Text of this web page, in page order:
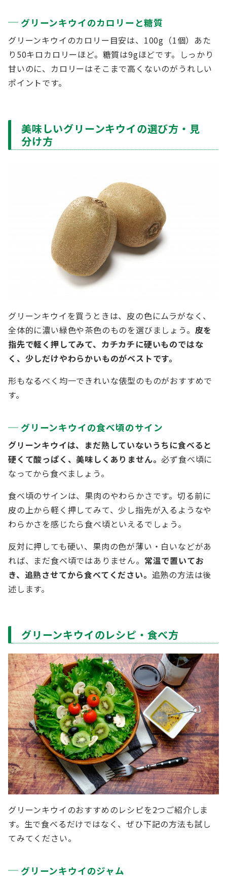
グリーンキウイのカロリーと糖質
グリーンキウイのカロリー目安は、100g（1個）あた
り50キロカロリーほど。糖質は9gほどです。しっかり
甘いのに、カロリーはそこまで高くないのがうれしい
ポイントです。
美味しいグリーンキウイの選び方・見
分け方
グリーンキウイを買うときは、皮の色にムラがなく、
全体的に濃い緑色や茶色のものを選びましょう。 皮を
指先で軽く押してみて、カチカチに硬いものではな
く、少しだけやわらかいものがベストです。
形もなるべく均一できれいな俵型のものがおすすめで
す。
グリーンキウイの食べ頃のサイン
グリーンキウイは、まだ熟していないうちに食べると
硬くて酸っぱく、美味しくありません。必ず食べ頃に
なってから食べましょう。
食べ頃のサインは、果肉のやわらかさです。切る前に
皮の上から軽く押してみて、少し指先が入るようなや
わらかさを感じたら食べ頃といえるでしょう。
反対に押しても硬い、果肉の色が薄い・白いなどがあ
れば、まだ食べ頃ではありません。 常温で置いてお
き、追熟させてから食べてください。 追熟の方法は後
述します。
グリーンキウイのレシピ・食べ方
グリーンキウイのおすすめのレシピを2つご紹介しま
す。生で食べるだけではなく、ぜひ下記の方法も試し
てみてください。
グリーンキウイのジャム